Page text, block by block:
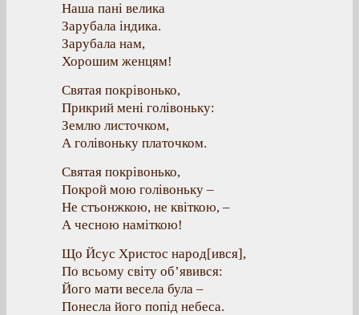
Наша пані велика
Зарубала індика.
Зарубала нам,
Хорошим женцям!
Святая покрівонько,
Прикрий мені голівоньку:
Землю листочком,
А голівоньку платочком.
Святая покрівонько,
Покрой мою голівоньку –
Не стъонжкою, не квіткою, –
А чесною наміткою!
Що Йсус Христос народ[ився],
По всьому світу об’явився:
Його мати весела була –
Понесла його попід небеса.